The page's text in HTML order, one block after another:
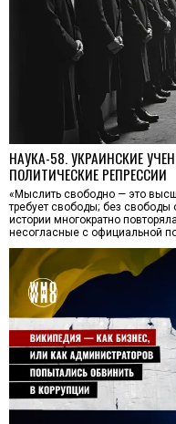
НАУКА-58. УКРАИНСКИЕ
ПОЛИТИЧЕСКИЕ РЕПРЕССИИ
«Мыслить свободно — это
требует свободы; без
истории многократно
несогласные с официальной